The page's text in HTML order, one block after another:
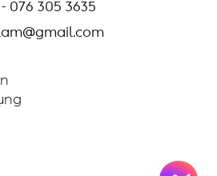
076 305 3635